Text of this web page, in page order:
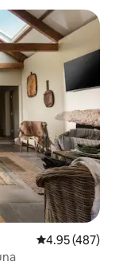
Calificación
4.95 (487)